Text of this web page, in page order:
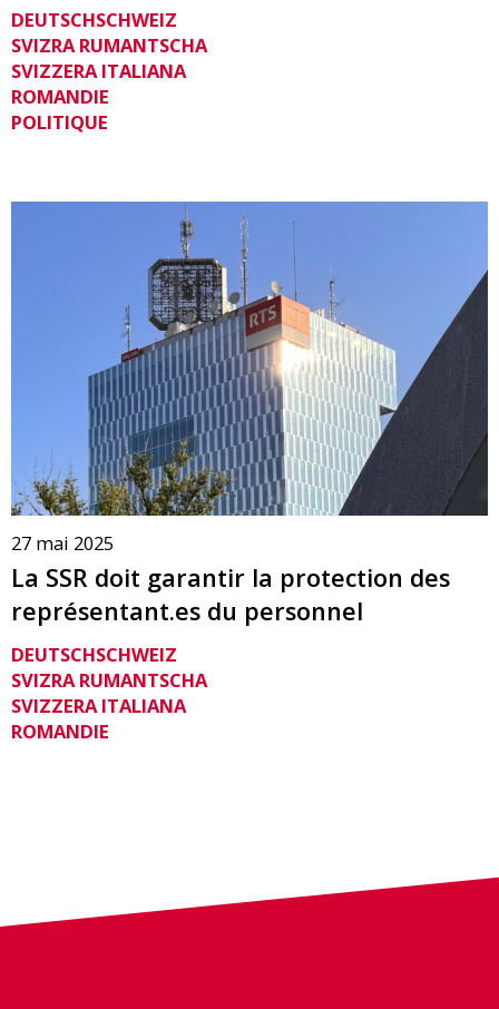
DEUTSCHSCHWEIZ
SVIZRA RUMANTSCHA
SVIZZERA ITALIANA
ROMANDIE
POLITIQUE
27 mai 2025
La SSR doit garantir la protection des
représentant.es du personnel
DEUTSCHSCHWEIZ
SVIZRA RUMANTSCHA
SVIZZERA ITALIANA
ROMANDIE